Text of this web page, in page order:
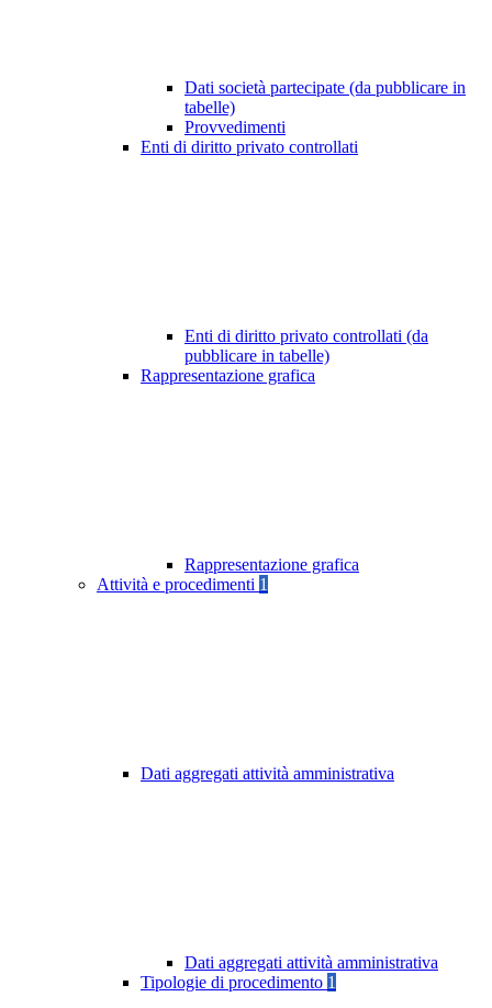
Dati società partecipate (da pubblicare in
tabelle)
Provvedimenti
Enti di diritto privato controllati
Enti di diritto privato controllati (da
pubblicare in tabelle)
Rappresentazione grafica
Rappresentazione grafica
Attività e procedimenti 1
Dati aggregati attività amministrativa
Dati aggregati attività amministrativa
Tipologie di procedimento 1